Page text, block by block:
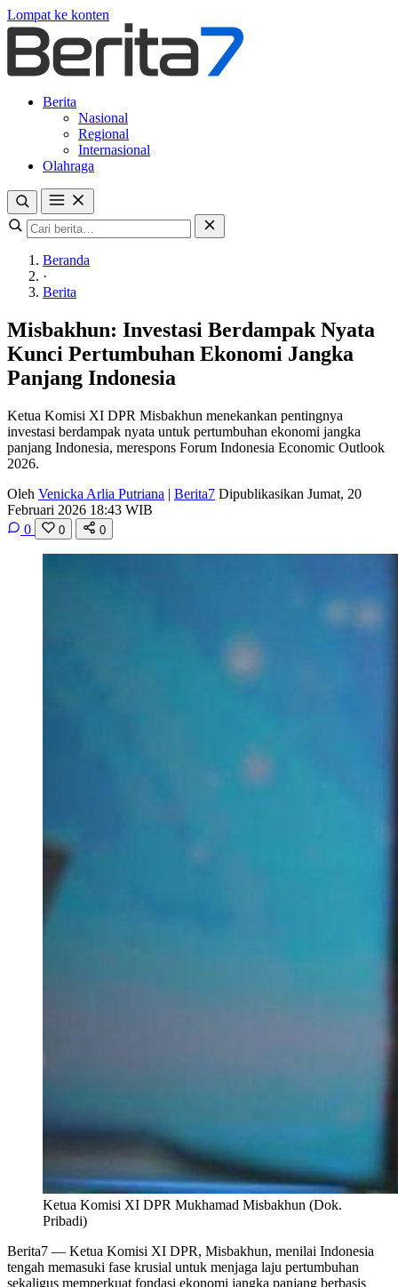
Lompat ke konten
Berita
Nasional
Regional
Internasional
Olahraga
Beranda
·
Berita
Misbakhun: Investasi Berdampak Nyata
Kunci Pertumbuhan Ekonomi Jangka
Panjang Indonesia
Ketua Komisi XI DPR Misbakhun menekankan pentingnya
investasi berdampak nyata untuk pertumbuhan ekonomi jangka
panjang Indonesia, merespons Forum Indonesia Economic Outlook
2026.
Oleh Venicka Arlia Putriana | Berita7 Dipublikasikan Jumat, 20
Februari 2026 18:43 WIB
0
0 0
Ketua Komisi XI DPR Mukhamad Misbakhun (Dok.
Pribadi)
Berita7 — Ketua Komisi XI DPR, Misbakhun, menilai Indonesia
tengah memasuki fase krusial untuk menjaga laju pertumbuhan
sekaligus memperkuat fondasi ekonomi jangka panjang berbasis